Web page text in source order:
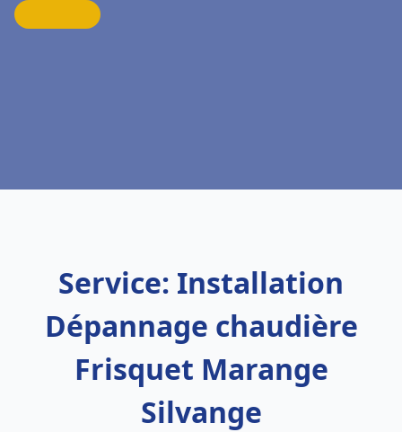
Service: Installation
Dépannage chaudière
Frisquet Marange
Silvange